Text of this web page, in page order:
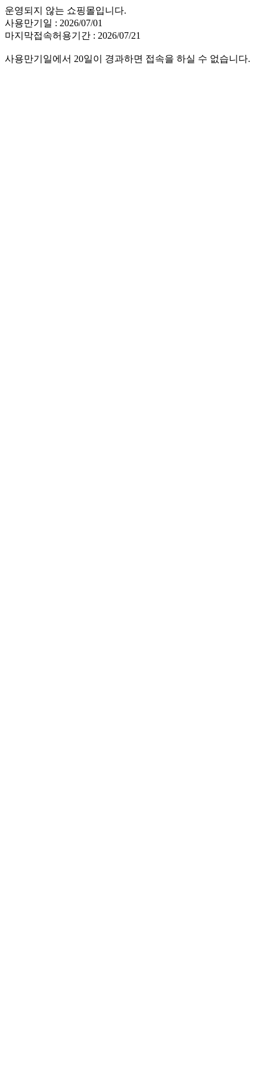
운영되지 않는 쇼핑몰입니다.
사용만기일 : 2026/07/01
마지막접속허용기간 : 2026/07/21
사용만기일에서 20일이 경과하면 접속을 하실 수 없습니다.